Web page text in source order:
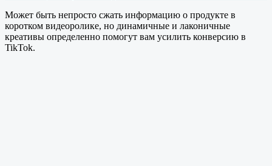
Может быть непросто сжать информацию о продукте в
коротком видеоролике, но динамичные и лаконичные
креативы определенно помогут вам усилить конверсию в
TikTok.